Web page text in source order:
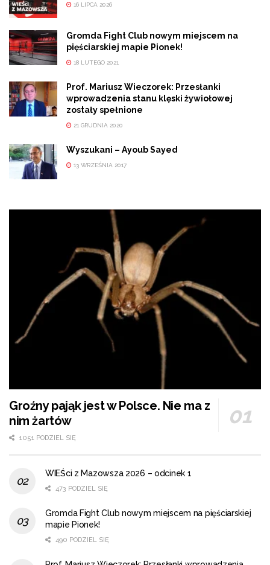
16 LIPCA 2026
Gromda Fight Club nowym miejscem na
pięściarskiej mapie Pionek!
18 LUTEGO 2021
Prof. Mariusz Wieczorek: Przesłanki
wprowadzenia stanu klęski żywiołowej
zostały spełnione
21 GRUDNIA 2020
Wyszukani – Ayoub Sayed
13 WRZEŚNIA 2017
Groźny pająk jest w Polsce. Nie ma z
nim żartów
1051 PODZIEL SIĘ
WIEŚci z Mazowsza 2026 – odcinek 1
473 PODZIEL SIĘ
Gromda Fight Club nowym miejscem na pięściarskiej
mapie Pionek!
490 PODZIEL SIĘ